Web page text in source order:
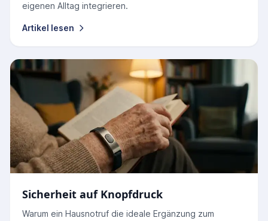
eigenen Alltag integrieren.
Artikel lesen
Sicherheit auf Knopfdruck
Warum ein Hausnotruf die ideale Ergänzung zum